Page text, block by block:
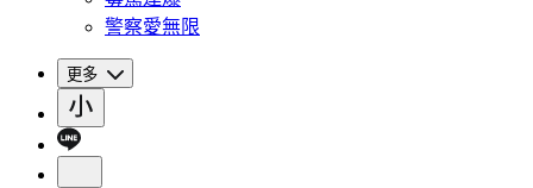
警察愛無限
更多